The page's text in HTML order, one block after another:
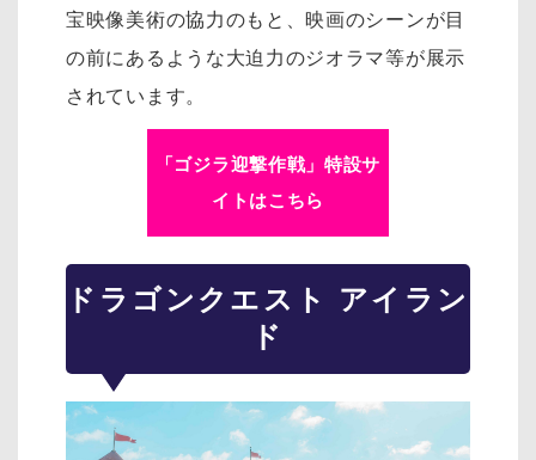
宝映像美術の協力のもと、映画のシーンが目
の前にあるような大迫力のジオラマ等が展示
されています。
「ゴジラ迎撃作戦」特設サ
イトはこちら
ドラゴンクエスト アイラン
ド